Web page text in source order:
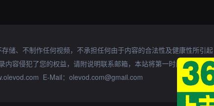
储、不制作任何视频，不承担任何由于内容的合法性及健康性所引起
内容侵犯了您的权益，请附说明联系邮箱，本站将第一时间处理。
E-Mail：olevod.com@gmail.com